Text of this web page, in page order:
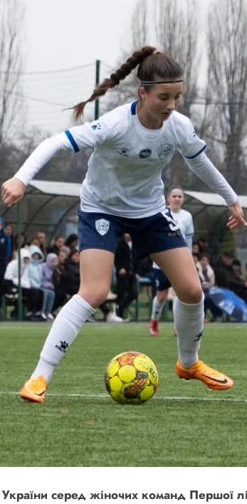
серед жіночих команд Першої